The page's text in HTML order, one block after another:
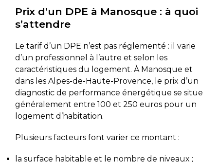
Prix d’un DPE à Manosque : à quoi
s’attendre
Le tarif d’un DPE n’est pas réglementé : il varie
d’un professionnel à l’autre et selon les
caractéristiques du logement. À Manosque et
dans les Alpes-de-Haute-Provence, le prix d’un
diagnostic de performance énergétique se situe
généralement entre 100 et 250 euros pour un
logement d’habitation.
Plusieurs facteurs font varier ce montant :
la surface habitable et le nombre de niveaux ;